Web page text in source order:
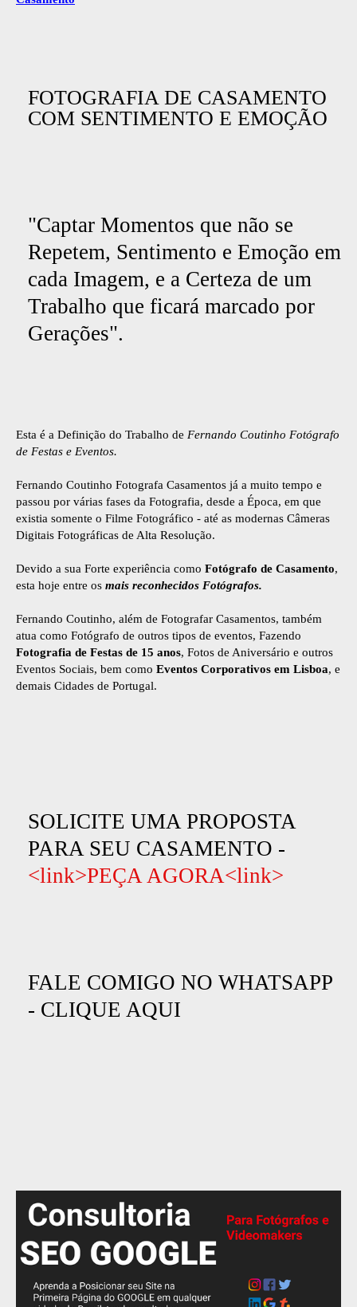
FOTOGRAFIA DE CASAMENTO
COM SENTIMENTO E EMOÇÃO
"Captar Momentos que não se
Repetem, Sentimento e Emoção em
cada Imagem, e a Certeza de um
Trabalho que ficará marcado por
Gerações".
Esta é a Definição do Trabalho de Fernando Coutinho Fotógrafo
de Festas e Eventos.
Fernando Coutinho Fotografa Casamentos já a muito tempo e
passou por várias fases da Fotografia, desde a Época, em que
existia somente o Filme Fotográfico - até as modernas Câmeras
Digitais Fotográficas de Alta Resolução.
Devido a sua Forte experiência como Fotógrafo de Casamento,
esta hoje entre os mais reconhecidos Fotógrafos.
Fernando Coutinho, além de Fotografar Casamentos, também
atua como Fotógrafo de outros tipos de eventos, Fazendo
Fotografia de Festas de 15 anos, Fotos de Aniversário e outros
Eventos Sociais, bem como Eventos Corporativos em Lisboa, e
demais Cidades de Portugal.
SOLICITE UMA PROPOSTA
PARA SEU CASAMENTO -
<link>PEÇA AGORA<link>
FALE COMIGO NO WHATSAPP
- CLIQUE AQUI